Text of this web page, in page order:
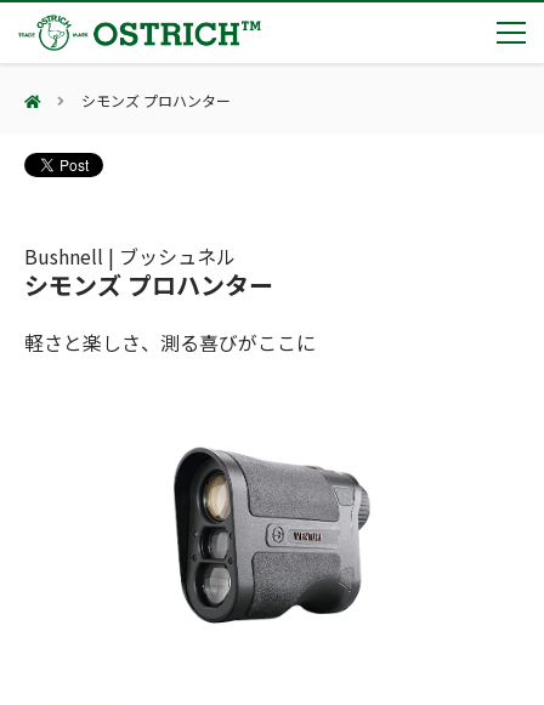
製品カテゴリー
輸血保冷庫
(Bear Avoidance)
防刃対策
(Cut Resistant)
止血・止血キット
(Massive Hemorrhage)
もっと見る
夏季休業のお知らせ
第7回 地域×Tech東北 ご来場ありがとうございました！
ダマスカス製品カタログ（日本語版）
総合カタログ掲載のお知らせ
もっと見る
会社案内
会社案内
採用情報（外部サイトに移動します）
お問合せ
見積り
シモンズ プロハンター
Bushnell | ブッシュネル
シモンズ プロハンター
軽さと楽しさ、測る喜びがここに